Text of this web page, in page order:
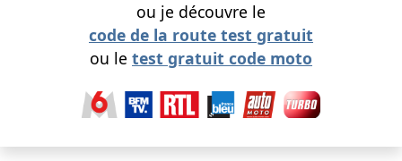
ou je découvre le
code de la route test gratuit
ou le test gratuit code moto